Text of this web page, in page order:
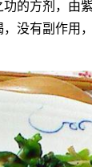
的方剂，由
没有副作用